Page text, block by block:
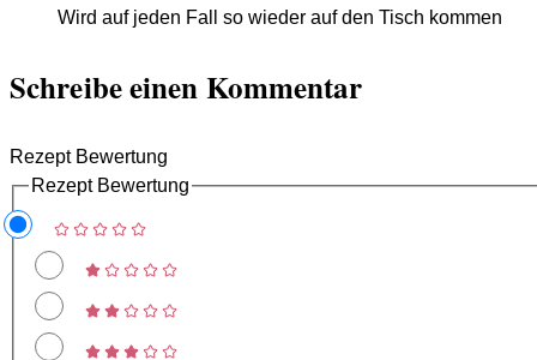
Wird auf jeden Fall so wieder auf den Tisch kommen
Schreibe einen Kommentar
Rezept Bewertung
Rezept Bewertung